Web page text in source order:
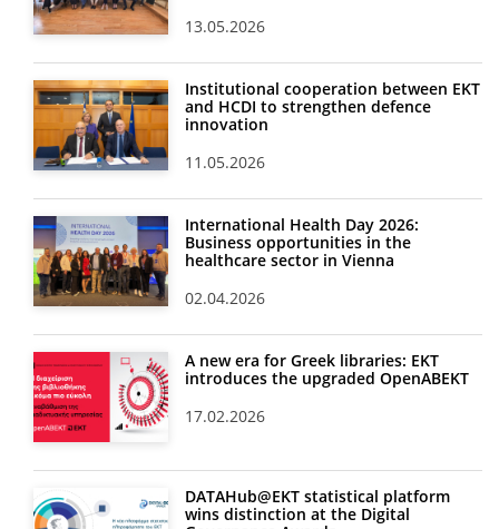
13.05.2026
Institutional cooperation between EKT
and HCDI to strengthen defence
innovation
11.05.2026
International Health Day 2026:
Business opportunities in the
healthcare sector in Vienna
02.04.2026
A new era for Greek libraries: EKT
introduces the upgraded OpenABEKT
17.02.2026
DATAHub@EKT statistical platform
wins distinction at the Digital